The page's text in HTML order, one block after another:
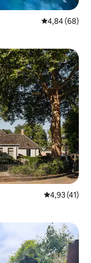
4,84 av 5 i
4,84 (68)
4,93 av 5 i
4,93 (41)